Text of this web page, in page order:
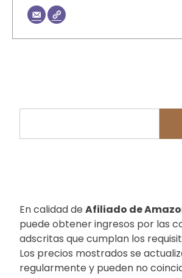
En calidad de Afiliado de
puede obtener ingresos por las
adscritas que cumplan los
Los precios mostrados se
regularmente y pueden no